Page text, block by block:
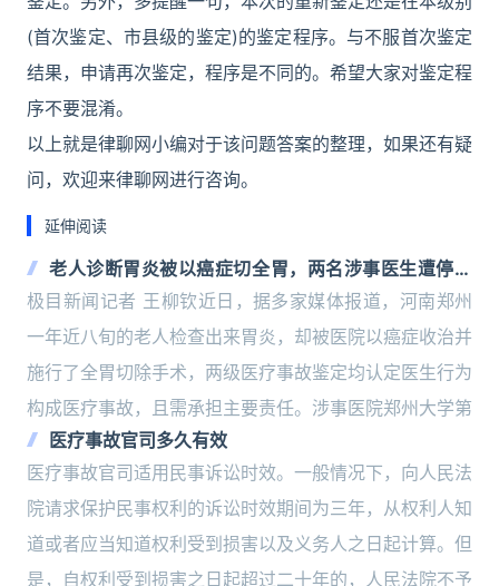
(首次鉴定、市县级的鉴定)的鉴定程序。与不服首次鉴定
结果，申请再次鉴定，程序是不同的。希望大家对鉴定程
序不要混淆。
以上就是律聊网小编对于该问题答案的整理，如果还有疑
问，欢迎来律聊网进行咨询。
延伸阅读
老人诊断胃炎被以癌症切全胃，两名涉事医生遭停业
一个月，目前可正常挂号，医院回应
极目新闻记者 王柳钦近日，据多家媒体报道，河南郑州
一年近八旬的老人检查出来胃炎，却被医院以癌症收治并
施行了全胃切除手术，两级医疗事故鉴定均认定医生行为
构成医疗事故，且需承担主要责任。涉事医院郑州大学第
医疗事故官司多久有效
医疗事故官司适用民事诉讼时效。一般情况下，向人民法
院请求保护民事权利的诉讼时效期间为三年，从权利人知
道或者应当知道权利受到损害以及义务人之日起计算。但
是，自权利受到损害之日起超过二十年的，人民法院不予